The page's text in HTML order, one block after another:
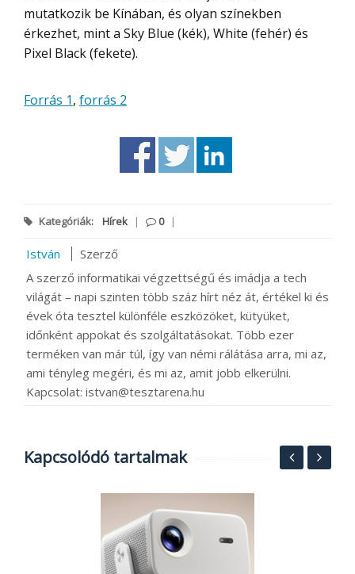
mutatkozik be Kínában, és olyan színekben
érkezhet, mint a Sky Blue (kék), White (fehér) és
Pixel Black (fekete).
Forrás 1, forrás 2
Kategóriák: Hírek | 0 |
István
Szerző
A szerző informatikai végzettségű és imádja a tech
világát – napi szinten több száz hírt néz át, értékel ki és
évek óta tesztel különféle eszközöket, kütyüket,
időnként appokat és szolgáltatásokat. Több ezer
terméken van már túl, így van némi rálátása arra, mi az,
ami tényleg megéri, és mi az, amit jobb elkerülni.
Kapcsolat: istvan@tesztarena.hu
Kapcsolódó tartalmak